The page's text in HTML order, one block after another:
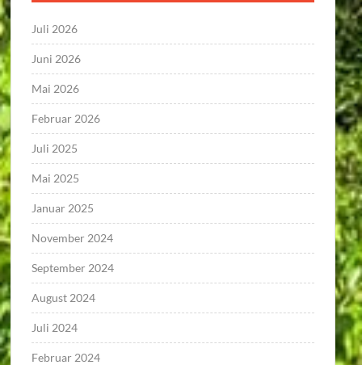
Juli 2026
Juni 2026
Mai 2026
Februar 2026
Juli 2025
Mai 2025
Januar 2025
November 2024
September 2024
August 2024
Juli 2024
Februar 2024